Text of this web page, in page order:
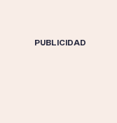
PUBLICIDAD